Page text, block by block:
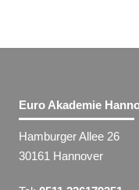
Euro Akademie
Hamburger Allee 26
30161 Hannover